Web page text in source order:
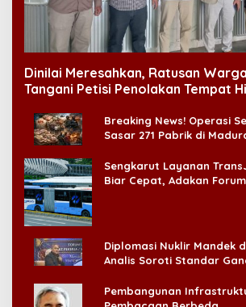
Dinilai Meresahkan, Ratusan
Tangani Petisi Penolakan Tempat
Breaking News! Operasi
Sasar 271 Pabrik di
Sengkarut Layanan
Biar Cepat, Adakan
Diplomasi Nuklir Mandek
Analis Soroti Standar
Pembangunan